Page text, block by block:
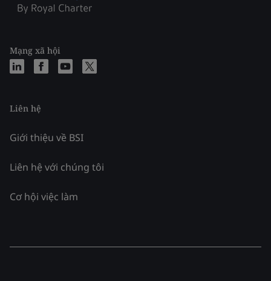
Mạng xã hội
Liên hệ
Giới thiệu về BSI
Liên hệ với chúng tôi
Cơ hội việc làm